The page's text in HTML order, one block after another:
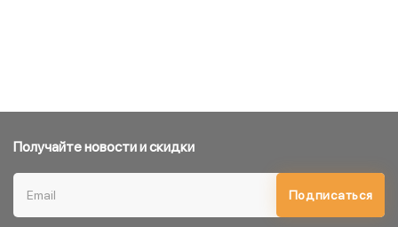
Получайте новости и скидки
Подписаться